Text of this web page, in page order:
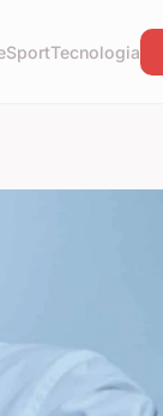
SportTecnologia